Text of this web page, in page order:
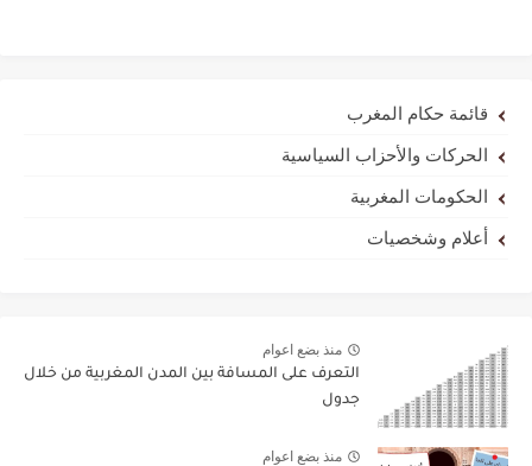
قائمة حكام المغرب
الحركات والأحزاب السياسية
الحكومات المغربية
أعلام وشخصيات
منذ بضع اعوام
التعرف على المسافة بين المدن المغربية من خلال
جدول
منذ بضع اعوام